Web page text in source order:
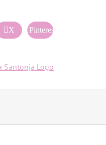
X Pinterest